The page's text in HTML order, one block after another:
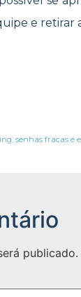
e retirar
publicado.